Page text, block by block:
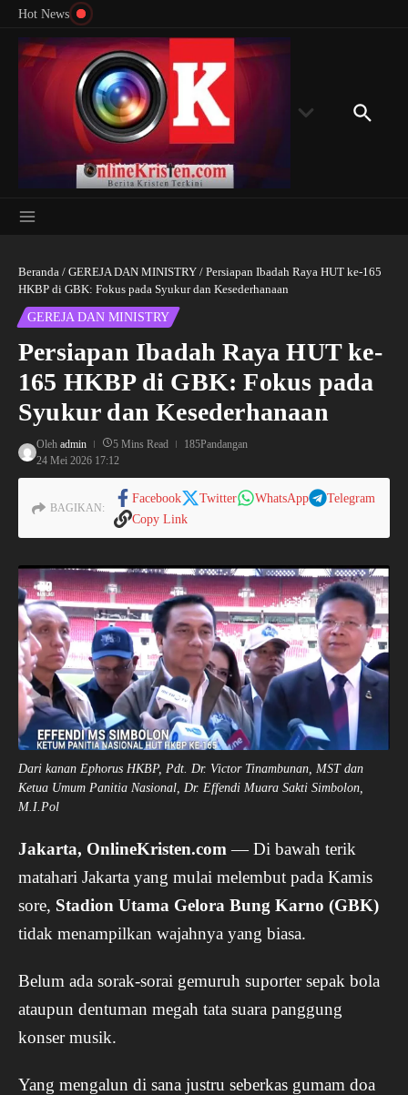
Lewati ke konten
Hot News
Beranda / GEREJA DAN MINISTRY / Persiapan Ibadah Raya HUT ke-165
HKBP di GBK: Fokus pada Syukur dan Kesederhanaan
GEREJA DAN MINISTRY
Persiapan Ibadah Raya HUT ke-
165 HKBP di GBK: Fokus pada
Syukur dan Kesederhanaan
Oleh admin 5 Mins Read
185Pandangan
24 Mei 2026 17:12
BAGIKAN:
Facebook Twitter WhatsApp
Telegram
Copy Link
Dari kanan Ephorus HKBP, Pdt. Dr. Victor Tinambunan, MST dan
Ketua Umum Panitia Nasional, Dr. Effendi Muara Sakti Simbolon,
M.I.Pol
Jakarta, OnlineKristen.com — Di bawah terik
matahari Jakarta yang mulai melembut pada Kamis
sore, Stadion Utama Gelora Bung Karno (GBK)
tidak menampilkan wajahnya yang biasa.
Belum ada sorak-sorai gemuruh suporter sepak bola
ataupun dentuman megah tata suara panggung
konser musik.
Yang mengalun di sana justru seberkas gumam doa